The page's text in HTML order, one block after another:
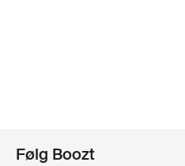
Følg Boozt